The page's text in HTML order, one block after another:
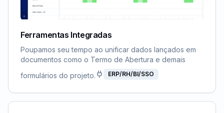
Ferramentas Integradas
Poupamos seu tempo ao unificar dados lançados em
documentos como o Termo de Abertura e demais
formulários do projeto.
ERP/RH/BI/SSO